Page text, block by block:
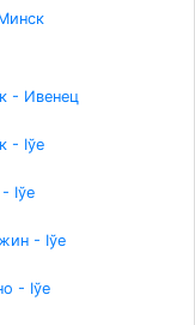
- Ивенец
- Іўе
Іўе
- Іўе
- Іўе